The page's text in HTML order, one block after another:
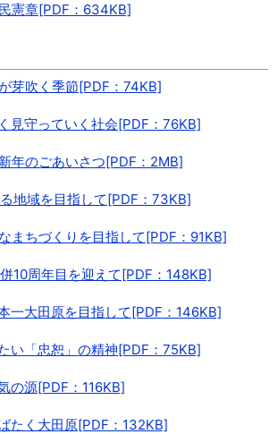
憲章[PDF：634KB]
芽吹く季節[PDF：74KB]
見守っていく社会[PDF：76KB]
年のごあいさつ[PDF：2MB]
地域を目指して[PDF：73KB]
なまちづくりを目指して[PDF：91KB]
10周年目を迎えて[PDF：148KB]
一大田原を目指して[PDF：146KB]
い「忠恕」の精神[PDF：75KB]
の源[PDF：116KB]
たく大田原[PDF：132KB]